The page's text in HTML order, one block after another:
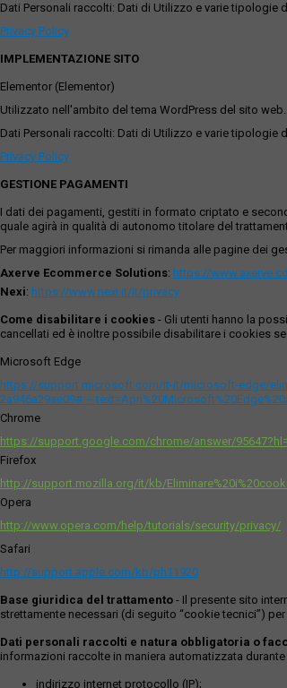
Dati Personali raccolti: Dati di Utilizzo e varie
Privacy Policy
IMPLEMENTAZIONE SITO
Elementor (Elementor)
Utilizzato nell'ambito del tema WordPress del sito
Dati Personali raccolti: Dati di Utilizzo e varie
Privacy Policy
GESTIONE PAGAMENTI
I dati dei pagamenti, gestiti in formato criptato e
quale agirà in qualità di autonomo titolare del
Per maggiori informazioni si rimanda alle pagine dei
Axerve Ecommerce Solutions: https://
Nexi: https://www.nexi.it/it/privacy
Come disabilitare i cookies - Gli utenti hanno la
cancellati ed è inoltre possibile disabilitare i cookies
Microsoft Edge
https://support.microsoft.com/it-it/microsoft-edge/
Chrome
https://support.google.com/chrome/answer/
Firefox
http://support.mozilla.org/it/kb/
Opera
http://www.opera.com/help/tutorials/security/privacy/
Safari
http://support.apple.com/kb/ph11920
Base giuridica del trattamento - Il presente sito
strettamente necessari (di seguito “cookie tecnici”)
Dati personali raccolti e natura obbligatoria o
informazioni raccolte in maniera automatizzata
indirizzo internet protocollo (IP);